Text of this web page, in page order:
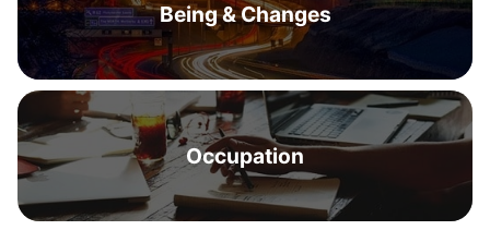
Being & Changes
Occupation